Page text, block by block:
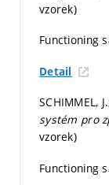
vzorek)
Functioning
Detail
SCHIMMEL,
systém pro
vzorek)
Functioning